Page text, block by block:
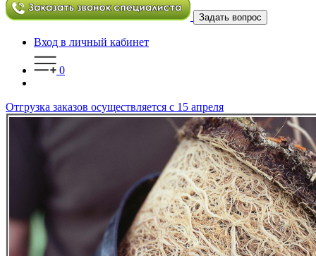
Задать вопрос
Вход в личный кабинет
0
Отгрузка заказов осуществляется с 15 апреля